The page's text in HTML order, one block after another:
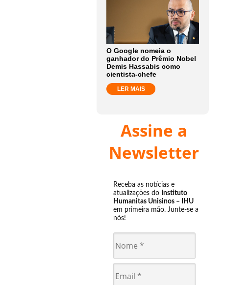
O Google nomeia o
ganhador do Prêmio Nobel
Demis Hassabis como
cientista-chefe
LER MAIS
Assine a
Newsletter
Receba as notícias e
atualizações do Instituto
Humanitas Unisinos – IHU
em primeira mão. Junte-se a
nós!